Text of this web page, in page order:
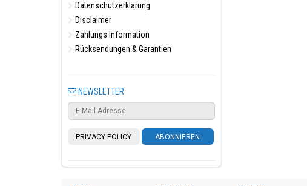
Datenschutzerklärung
Disclaimer
Zahlungs Information
Rücksendungen & Garantien
NEWSLETTER
PRIVACY POLICY ABONNIEREN